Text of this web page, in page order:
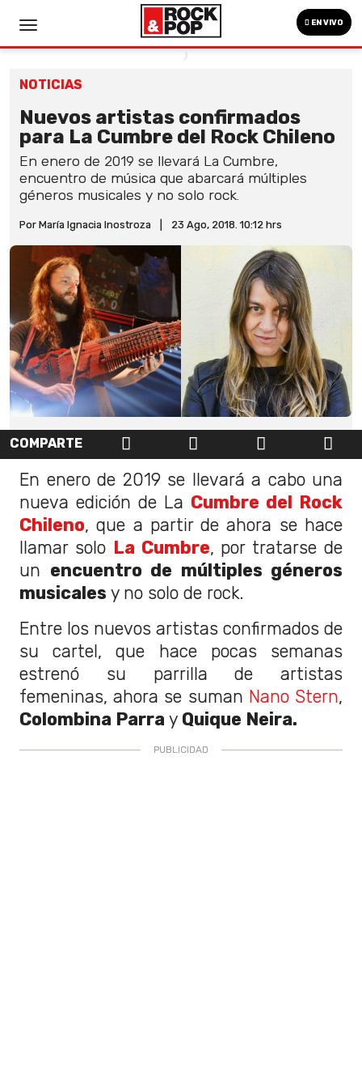
EN VIVO
NOTICIAS
Nuevos artistas confirmados
para La Cumbre del Rock Chileno
En enero de 2019 se llevará La Cumbre,
encuentro de música que abarcará múltiples
géneros musicales y no solo rock.
Por María Ignacia Inostroza 23 Ago, 2018. 10:12 hrs
COMPARTE
En enero de 2019 se llevará a cabo una
nueva edición de La Cumbre del Rock
Chileno, que a partir de ahora se hace
llamar solo La Cumbre, por tratarse de
un encuentro de múltiples géneros
musicales y no solo de rock.
Entre los nuevos artistas confirmados de
su cartel, que hace pocas semanas
estrenó su parrilla de artistas
femeninas, ahora se suman Nano Stern,
Colombina Parra y Quique Neira.